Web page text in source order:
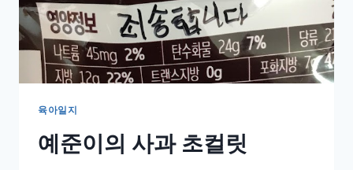
육아일지
예준이의 사과 초컬릿